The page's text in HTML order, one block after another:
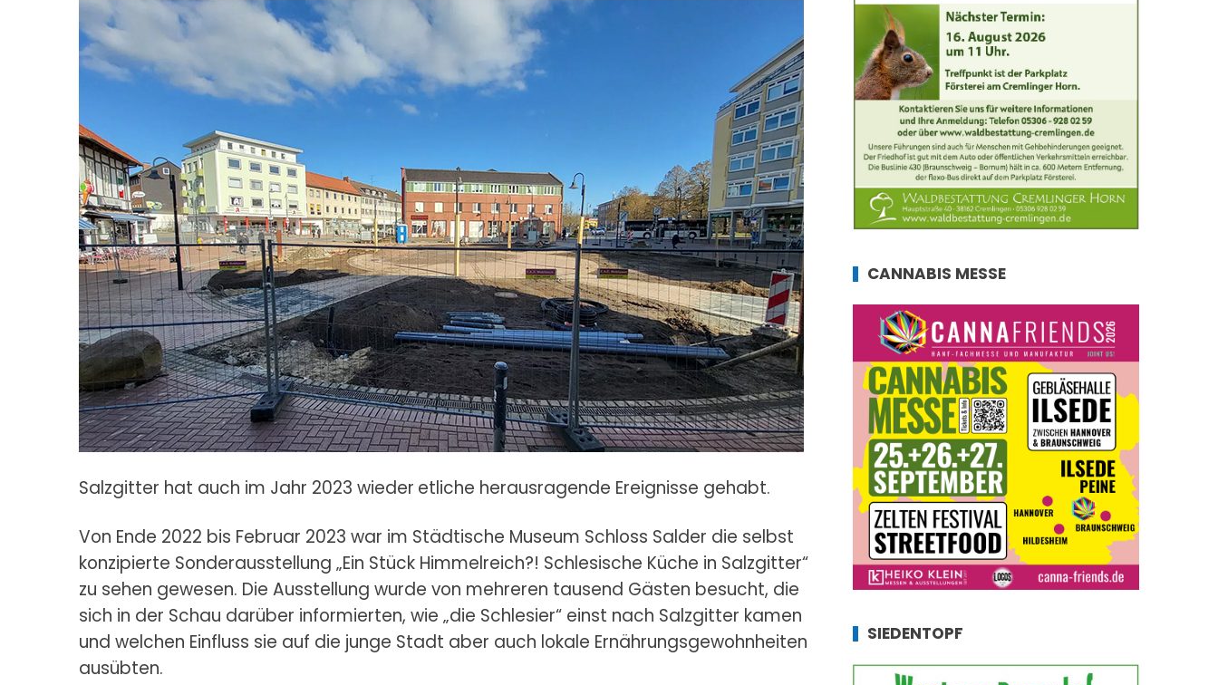
Salzgitter hat auch im Jahr 2023 wieder etliche herausragende Ereignisse gehabt.
Von Ende 2022 bis Februar 2023 war im Städtische Museum Schloss Salder die selbst
konzipierte Sonderausstellung „Ein Stück Himmelreich?! Schlesische Küche in Salzgitter“
zu sehen gewesen. Die Ausstellung wurde von mehreren tausend Gästen besucht, die
sich in der Schau darüber informierten, wie „die Schlesier“ einst nach Salzgitter kamen
und welchen Einfluss sie auf die junge Stadt aber auch lokale Ernährungsgewohnheiten
ausübten.
CANNABIS MESSE
SIEDENTOPF